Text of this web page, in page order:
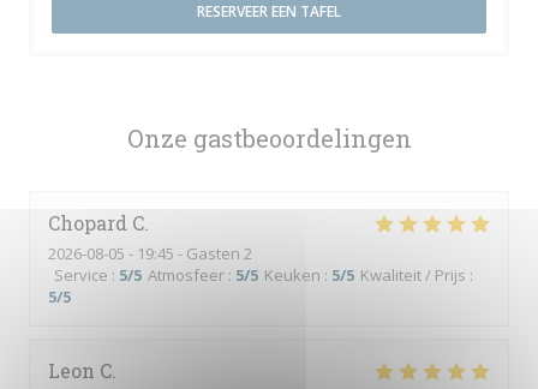
Onze gastbeoordelingen
Chopard C
2026-08-05 - 19:45 - Gasten 2
Service : 5/5 Atmosfeer : 5/5 Keuken : 5/5 Kwaliteit / Prijs :
5/5
Leon C
RESERVEER EEN TAFEL